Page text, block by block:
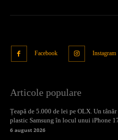
Facebook Instagram
Articole populare
Țeapă de 5.000 de lei pe OLX. Un
plastic Samsung în locul unui iPhone
6 august 2026